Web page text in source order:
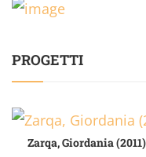
PROGETTI
Zarqa, Giordania